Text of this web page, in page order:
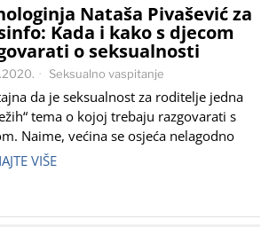
Nataša Pivašević za
Kada i kako s djecom
o seksualnosti
Seksualno vaspitanje
da je seksualnost za roditelje jedna
tema o kojoj trebaju razgovarati s
Naime, većina se osjeća nelagodno
VIŠE